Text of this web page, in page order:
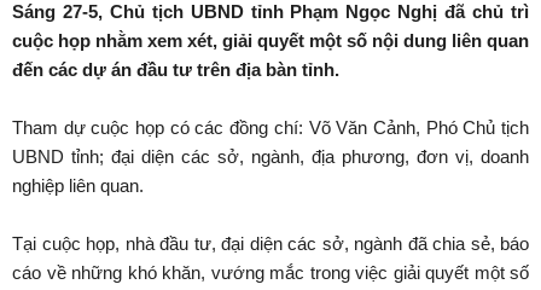
Sáng 27-5, Chủ tịch UBND tỉnh Phạm Ngọc Nghị đã chủ trì
cuộc họp nhằm xem xét, giải quyết một số nội dung liên quan
đến các dự án đầu tư trên địa bàn tỉnh.
Tham dự cuộc họp có các đồng chí: Võ Văn Cảnh, Phó Chủ tịch
UBND tỉnh; đại diện các sở, ngành, địa phương, đơn vị, doanh
nghiệp liên quan.
Tại cuộc họp, nhà đầu tư, đại diện các sở, ngành đã chia sẻ, báo
cáo về những khó khăn, vướng mắc trong việc giải quyết một số